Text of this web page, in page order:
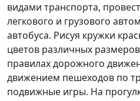
видами транспорта,
легкового и грузового
автобуса. Рисуя кружки
цветов различных
правилах дорожного
движением пешеходов по
подвижные игры. На